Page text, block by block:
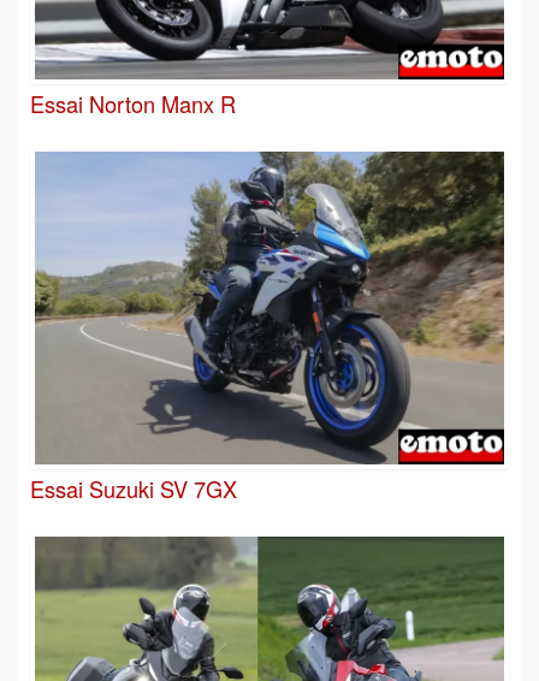
Essai Norton Manx R
Essai Suzuki SV 7GX